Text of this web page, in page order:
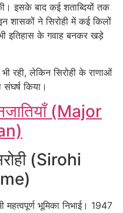
इसके बाद कई शताब्दियों तक
शासकों ने सिरोही में कई किलों
इतिहास के गवाह बनकर खड़े
रही, लेकिन सिरोही के राणाओं
किया।
(Major
(Sirohi
महत्वपूर्ण भूमिका निभाई। 1947